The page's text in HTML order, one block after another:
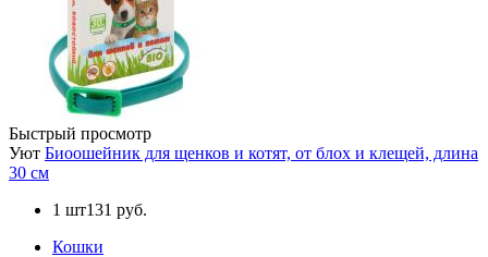
Быстрый просмотр
Уют Биоошейник для щенков и котят, от блох и клещей, длина
30 см
1 шт131 руб.
Кошки